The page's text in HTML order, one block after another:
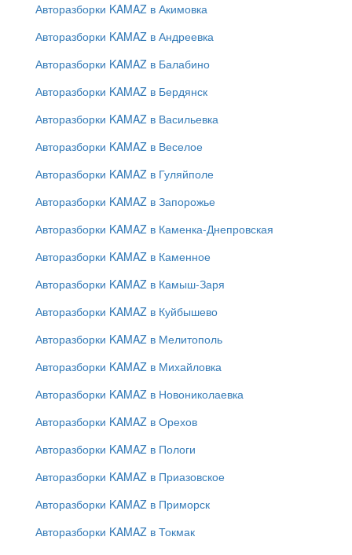
Авторазборки KAMAZ в Акимовка
Авторазборки KAMAZ в Андреевка
Авторазборки KAMAZ в Балабино
Авторазборки KAMAZ в Бердянск
Авторазборки KAMAZ в Васильевка
Авторазборки KAMAZ в Веселое
Авторазборки KAMAZ в Гуляйполе
Авторазборки KAMAZ в Запорожье
Авторазборки KAMAZ в Каменка-Днепровская
Авторазборки KAMAZ в Каменное
Авторазборки KAMAZ в Камыш-Заря
Авторазборки KAMAZ в Куйбышево
Авторазборки KAMAZ в Мелитополь
Авторазборки KAMAZ в Михайловка
Авторазборки KAMAZ в Новониколаевка
Авторазборки KAMAZ в Орехов
Авторазборки KAMAZ в Пологи
Авторазборки KAMAZ в Приазовское
Авторазборки KAMAZ в Приморск
Авторазборки KAMAZ в Токмак